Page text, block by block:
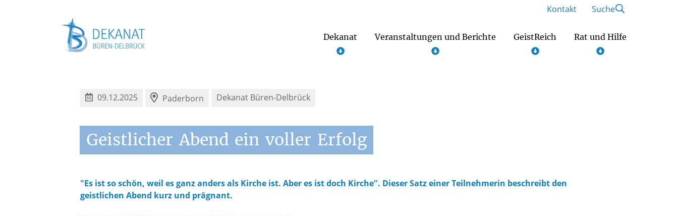
Dekanat Veranstaltungen und Berichte GeistReich Rat und Hilfe
Kontakt Suche
09.12.2025 Paderborn Dekanat Büren-Delbrück
Geistlicher Abend ein voller Erfolg
"Es ist so schön, weil es ganz anders als Kirche ist. Aber es ist doch Kirche". Dieser Satz einer Teilnehmerin beschreibt den
geistlichen Abend kurz und prägnant.